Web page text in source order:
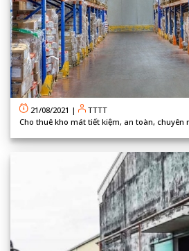
21/08/2021 |
TTTT
Cho thuê kho mát tiết kiệm, an toàn, chuyên